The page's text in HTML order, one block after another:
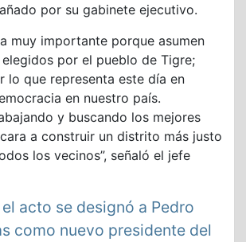
por su gabinete ejecutivo.
muy importante porque asumen
por el pueblo de Tigre;
lo que representa este día en
en nuestro país.
y buscando los mejores
a construir un distrito más justo
los vecinos”, señaló el jefe
acto se designó a Pedro
como nuevo presidente del